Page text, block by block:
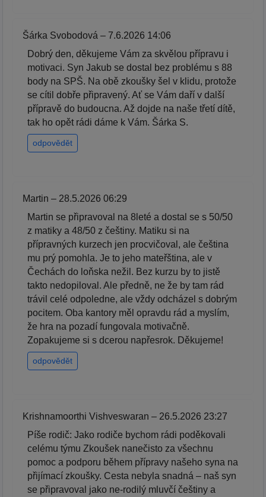
Šárka Svobodová – 7.6.2026 14:06
Dobrý den, děkujeme Vám za skvělou přípravu i
motivaci. Syn Jakub se dostal bez problému s 88
body na SPŠ. Na obě zkoušky šel v klidu, protože
se cítil dobře připravený. Ať se Vám daří v další
přípravě do budoucna. Až dojde na naše třetí dítě,
tak ho opět rádi dáme k Vám. Šárka S.
odpovědět
Martin – 28.5.2026 06:29
Martin se připravoval na 8leté a dostal se s 50/50
z matiky a 48/50 z češtiny. Matiku si na
přípravných kurzech jen procvičoval, ale čeština
mu prý pomohla. Je to jeho mateřština, ale v
Čechách do loňska nežil. Bez kurzu by to jistě
takto nedopiloval. Ale předně, ne že by tam rád
trávil celé odpoledne, ale vždy odcházel s dobrým
pocitem. Oba kantory měl opravdu rád a myslím,
že hra na pozadí fungovala motivačně.
Zopakujeme si s dcerou napřesrok. Děkujeme!
odpovědět
Krishnamoorthi Vishveswaran – 26.5.2026 23:27
Píše rodič: Jako rodiče bychom rádi poděkovali
celému týmu Zkoušek nanečisto za všechnu
pomoc a podporu během přípravy našeho syna na
přijímací zkoušky. Cesta nebyla snadná – naš syn
se připravoval jako ne-rodilý mluvčí češtiny a